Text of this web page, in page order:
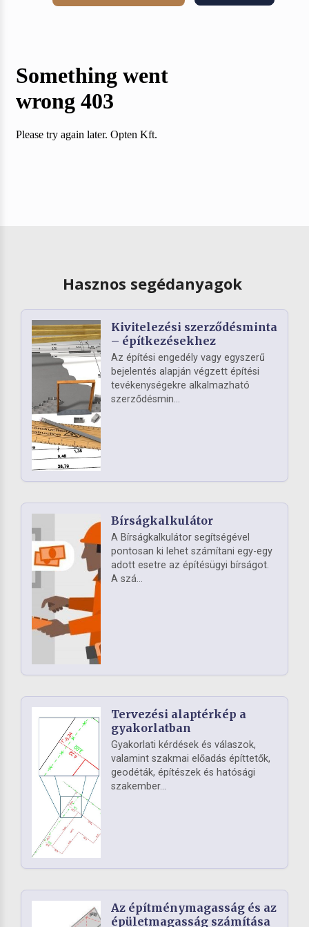
Hasznos segédanyagok
Kivitelezési szerződésminta
– építkezésekhez
Az építési engedély vagy egyszerű
bejelentés alapján végzett építési
tevékenységekre alkalmazható
szerződésmin...
Bírságkalkulátor
A Bírságkalkulátor segítségével
pontosan ki lehet számítani egy-egy
adott esetre az építésügyi bírságot.
A szá...
Tervezési alaptérkép a
gyakorlatban
Gyakorlati kérdések és válaszok,
valamint szakmai előadás építtetők,
geodéták, építészek és hatósági
szakember...
Az építménymagasság és az
épületmagasság számítása